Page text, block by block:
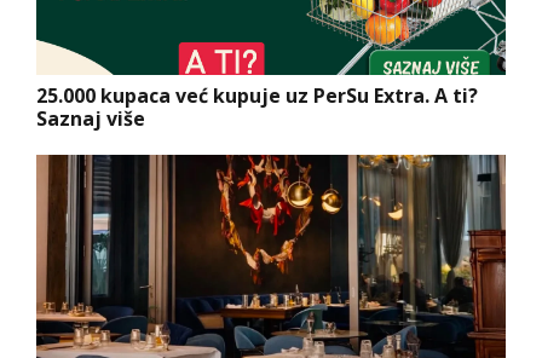
25.000 kupaca već kupuje uz PerSu Extra. A ti?
Saznaj više